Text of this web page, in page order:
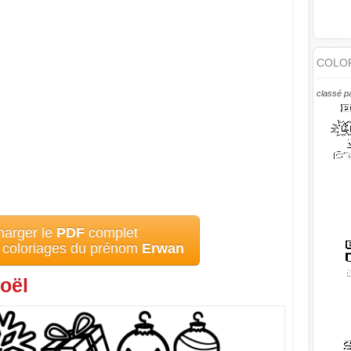
le PDF complet
du prénom Erwan
classé